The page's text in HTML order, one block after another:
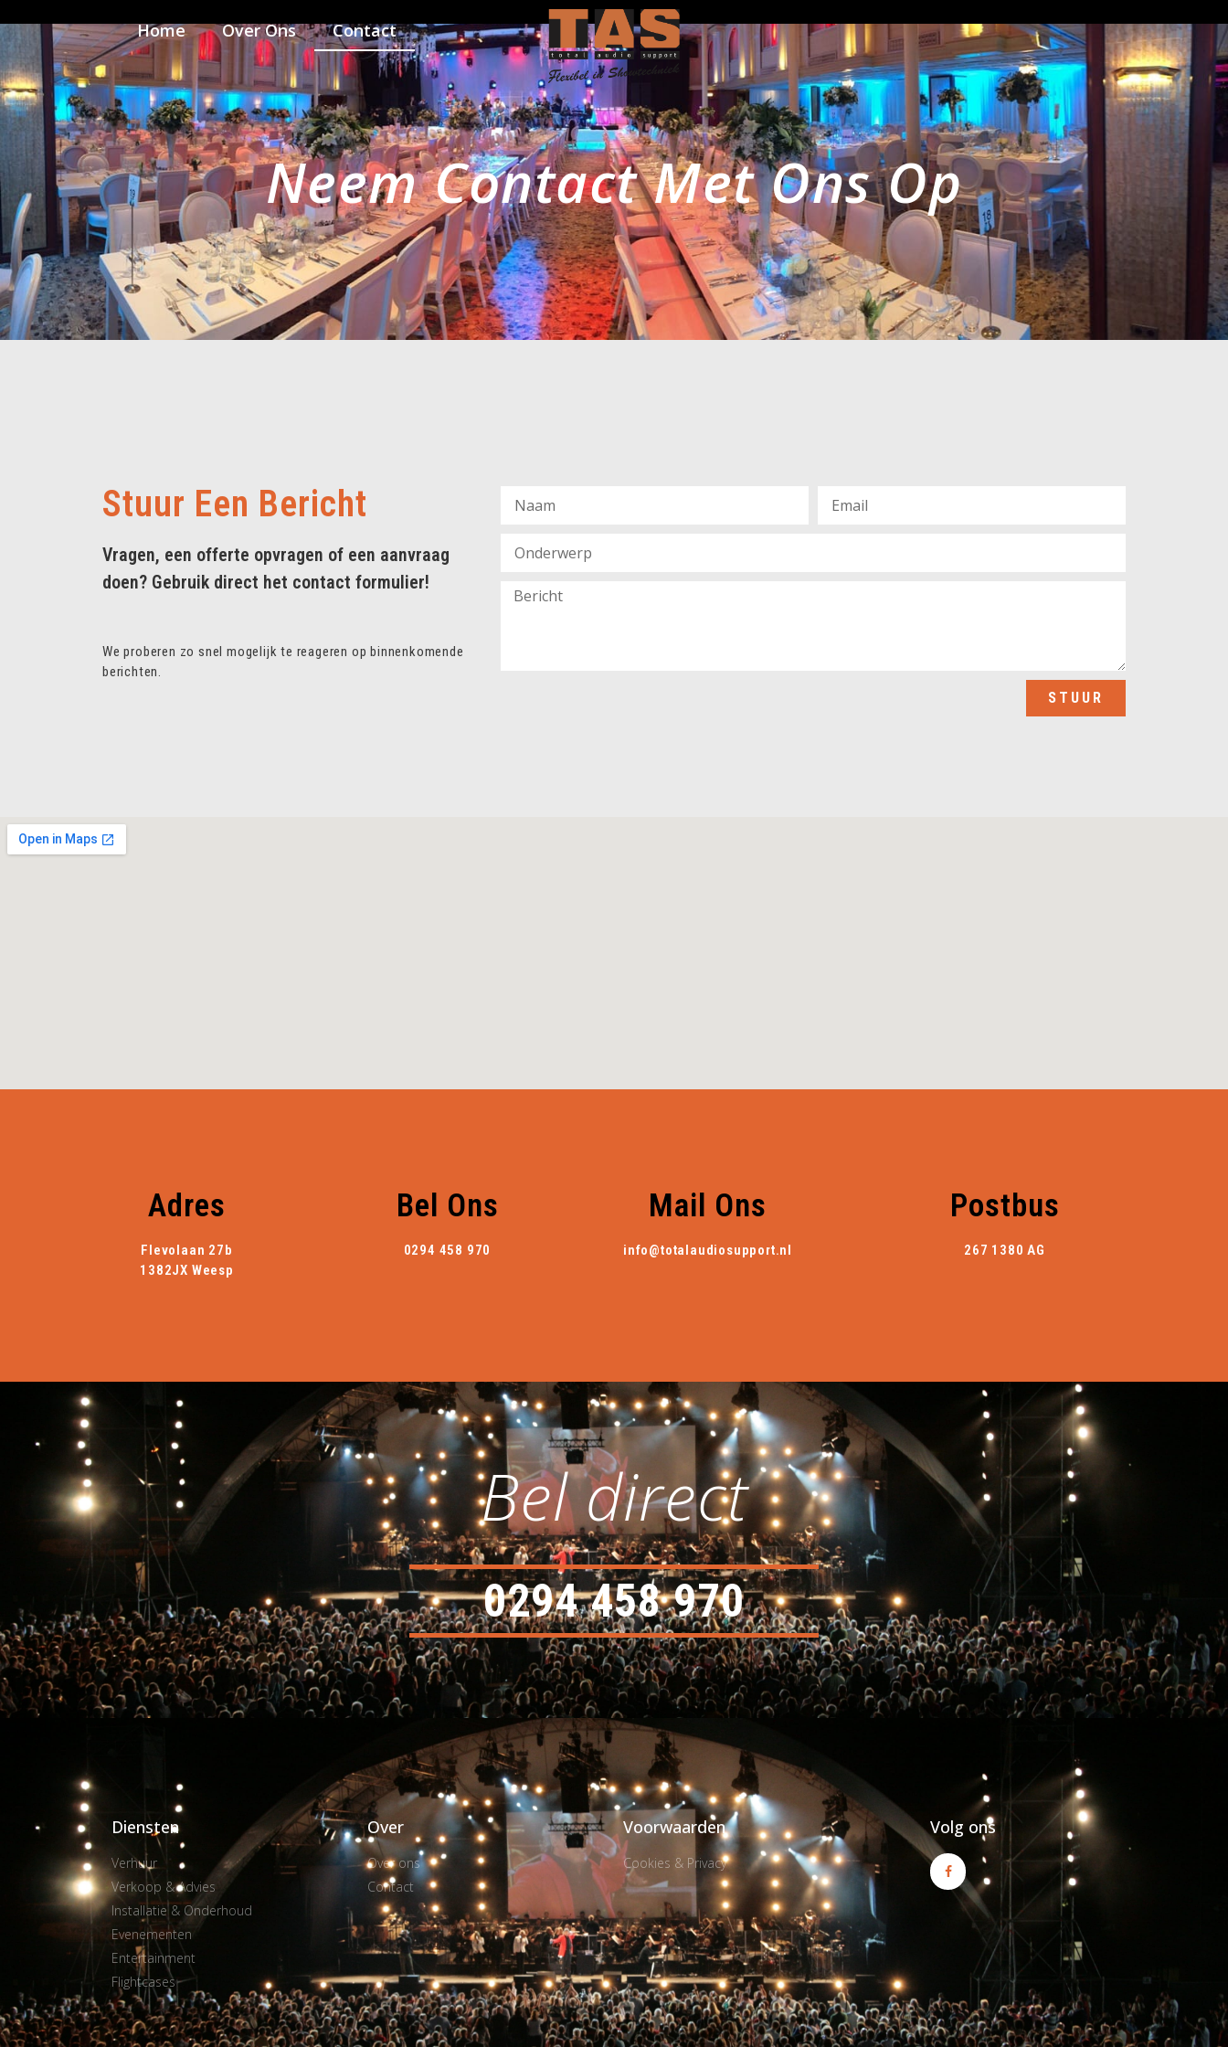
Home Over Ons Contact
Neem Contact Met Ons Op
Stuur Een Bericht
Vragen, een offerte opvragen of een aanvraag
doen? Gebruik direct het contact formulier!
We proberen zo snel mogelijk te reageren op binnenkomende
berichten.
STUUR
Adres
Flevolaan 27b
1382JX Weesp
Bel Ons
0294 458 970
Mail Ons
info@totalaudiosupport.nl
Postbus
267 1380 AG
Bel direct
0294 458 970
Diensten
Verhuur
Verkoop & Advies
Installatie & Onderhoud
Evenementen
Entertainment
Flightcases
Over
Over ons
Contact
Voorwaarden
Cookies & Privacy
Volg ons